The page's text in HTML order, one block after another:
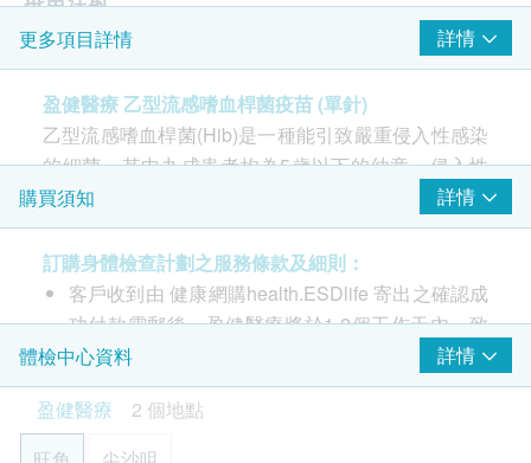
注射疫苗前由醫護人員負責注射評估
由醫護人員負責注射程序
更多項目詳情 詳情
盈健醫療 乙型流感嗜血桿菌疫苗 (單針)
乙型流感嗜血桿菌(Hib)是一種能引致嚴重侵入性感染
的細菌，其中九成患者均為5歲以下的幼童。侵入性
感染可導致多種嚴重疾病，例如肺炎，腦膜炎。腦膜
炎可引起發燒、頭痛、頸部僵硬，並出現食慾不振、
噁心、嘔吐、畏光、精神昏亂和嗜睡等徵狀。其次有
機會感染敗血症、中耳炎、急性會厭炎，甚至死亡。
而其中會厭炎患者可能出現發燒、喉嚨痛、流口水、
吞嚥痛楚、拒絕吞嚥，甚至呼吸困難等病徵。
適合人士
2個月以上人士
購買須知 詳情
訂購身體檢查計劃之服務條款及細則：
客戶收到由 健康網購health.ESDlife 寄出之確認成
功付款電郵後，盈健醫療將於1-2個工作天內，致
電客戶預約身體檢查的時間及地點。
客戶亦可自行致電2397 2111 向體驗中心職員聯
絡。 (辦公時間：星期一至六；上午9時至下午6時
30分)
體檢中心資料
詳情
盈健醫療
2 個地點